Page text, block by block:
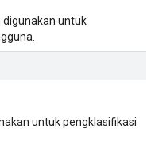
digunakan untuk
untuk pengklasifikasi